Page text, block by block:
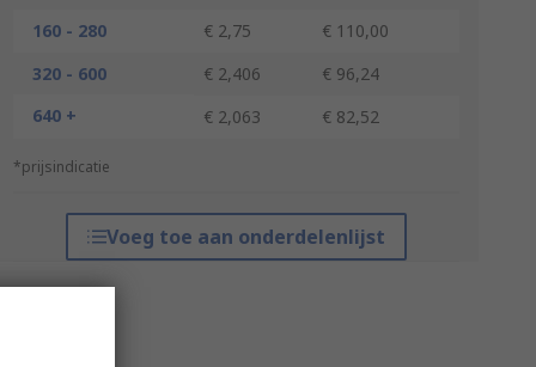
160 - 280
€ 2,75
€ 110,00
320 - 600
€ 2,406
€ 96,24
640 +
€ 2,063 € 82,52
*prijsindicatie
Voeg toe aan onderdelenlijst